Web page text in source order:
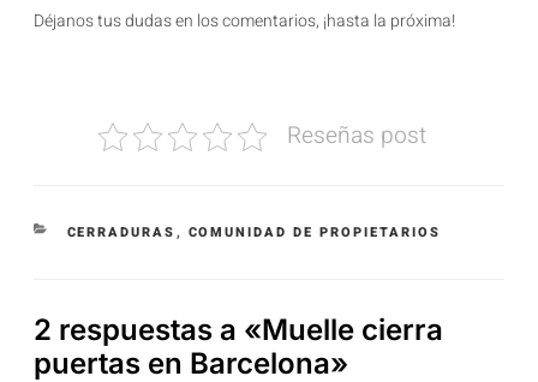
Déjanos tus dudas en los comentarios, ¡hasta la próxima!
Reseñas post
CERRADURAS, COMUNIDAD DE PROPIETARIOS
2 respuestas a «Muelle cierra
puertas en Barcelona»